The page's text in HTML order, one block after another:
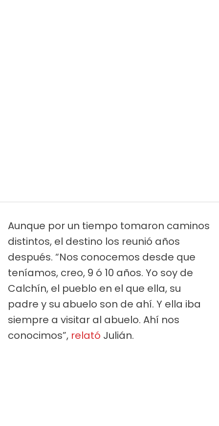
Aunque por un tiempo tomaron caminos
distintos, el destino los reunió años
después. “Nos conocemos desde que
teníamos, creo, 9 ó 10 años. Yo soy de
Calchín, el pueblo en el que ella, su
padre y su abuelo son de ahí. Y ella iba
siempre a visitar al abuelo. Ahí nos
conocimos”, relató Julián.